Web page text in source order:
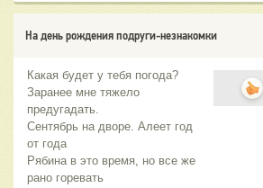
На день рождения подруги-незнакомки
Какая будет у тебя погода?
Заранее мне тяжело
предугадать.
Сентябрь на дворе. Алеет год
от года
Рябина в это время, но все же
рано горевать